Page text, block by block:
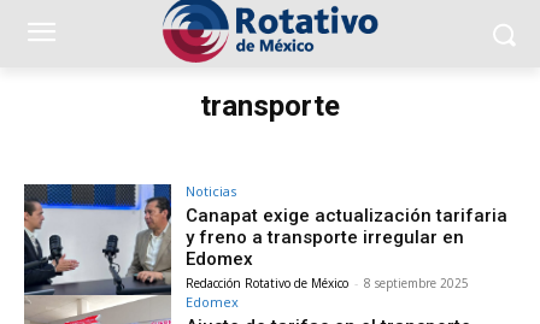
transporte
Noticias
Canapat exige actualización tarifaria
y freno a transporte irregular en
Edomex
Redacción Rotativo de México - 8 septiembre 2025
Edomex